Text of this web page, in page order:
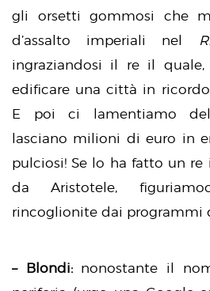
gli orsetti gommosi che
d’assalto imperiali nel
ingraziandosi il re il
edificare una città in
E poi ci lamentiamo
lasciano milioni di euro in
pulciosi! Se lo ha fatto un
da Aristotele,
rincoglionite dai programmi
– Blondi: nonostante il